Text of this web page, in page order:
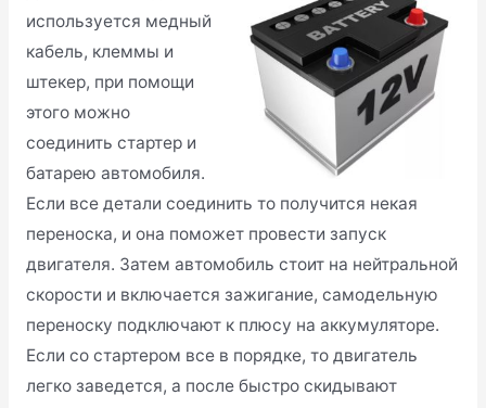
используется медный
кабель, клеммы и
штекер, при помощи
этого можно
соединить стартер и
батарею автомобиля.
Если все детали соединить то получится некая
переноска, и она поможет провести запуск
двигателя. Затем автомобиль стоит на нейтральной
скорости и включается зажигание, самодельную
переноску подключают к плюсу на аккумуляторе.
Если со стартером все в порядке, то двигатель
легко заведется, а после быстро скидывают